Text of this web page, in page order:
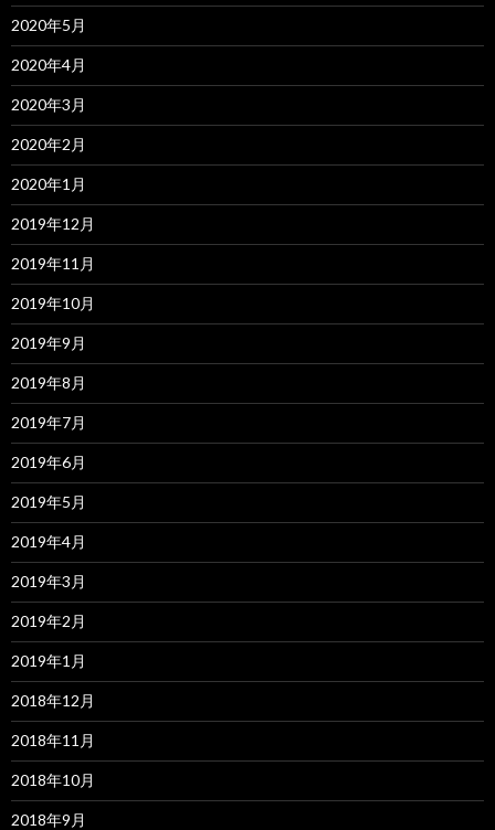
2020年5月
2020年4月
2020年3月
2020年2月
2020年1月
2019年12月
2019年11月
2019年10月
2019年9月
2019年8月
2019年7月
2019年6月
2019年5月
2019年4月
2019年3月
2019年2月
2019年1月
2018年12月
2018年11月
2018年10月
2018年9月